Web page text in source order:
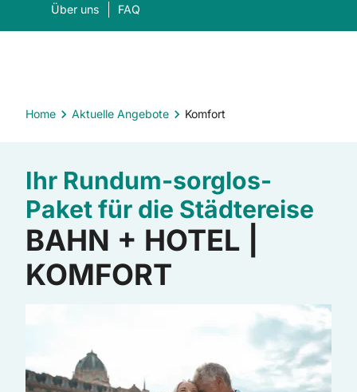
Über uns FAQ
Home Aktuelle Angebote Komfort
Ihr Rundum-sorglos-
Paket für die Städtereise
BAHN + HOTEL |
KOMFORT